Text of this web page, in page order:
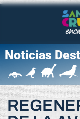
Noticias